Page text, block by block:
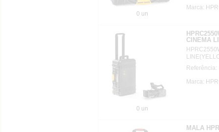
0 un
Marca:
0 un
CINEMA
Marca:
MALA